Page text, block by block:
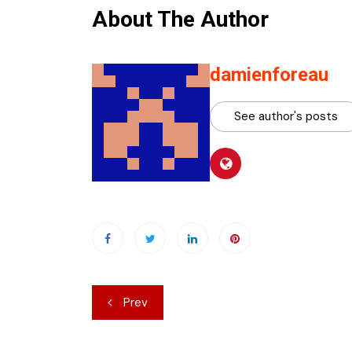
About The Author
damienforeau
See author's posts
Navigation
de
Prev